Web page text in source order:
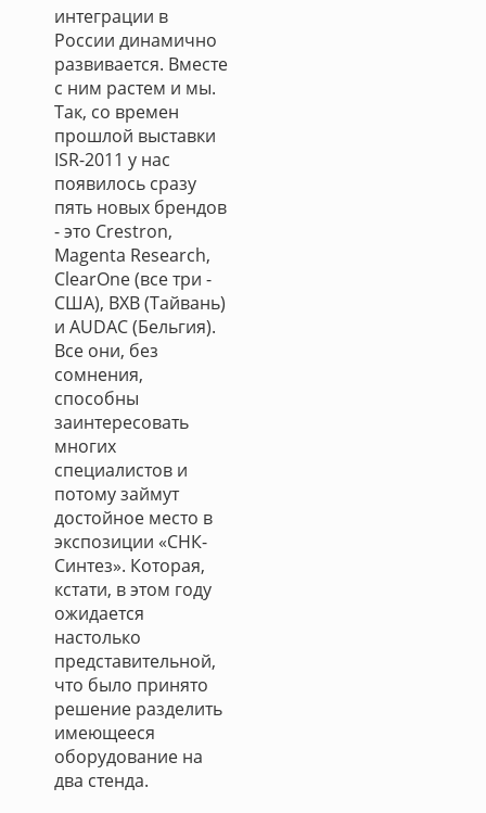
интеграции в
России динамично
развивается. Вместе
с ним растем и мы.
Так, со времен
прошлой выставки
ISR-2011 у нас
появилось сразу
пять новых брендов
- это Crestron,
Magenta Research,
ClearOne (все три -
США), BXB (Тайвань)
и AUDAC (Бельгия).
Все они, без
сомнения,
способны
заинтересовать
многих
специалистов и
потому займут
достойное место в
экспозиции «СНК-
Синтез». Которая,
кстати, в этом году
ожидается
настолько
представительной,
что было принято
решение разделить
имеющееся
оборудование на
два стенда.